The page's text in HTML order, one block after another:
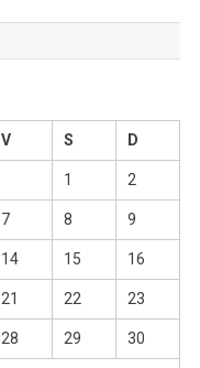
V S D
1 2
7 8 9
14 15 16
21 22 23
28 29 30